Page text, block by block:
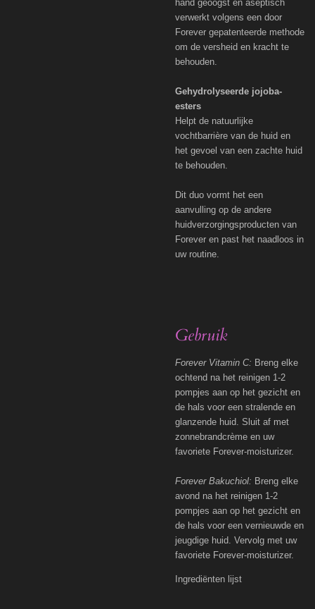
hand geoogst en aseptisch
verwerkt volgens een door
Forever gepatenteerde methode
om de versheid en kracht te
behouden.
Gehydrolyseerde jojoba-
esters
Helpt de natuurlijke
vochtbarrière van de huid en
het gevoel van een zachte huid
te behouden.
Dit duo vormt het een
aanvulling op de andere
huidverzorgingsproducten van
Forever en past het naadloos in
uw routine.
Gebruik
Forever Vitamin C: Breng elke
ochtend na het reinigen 1-2
pompjes aan op het gezicht en
de hals voor een stralende en
glanzende huid. Sluit af met
zonnebrandcrème en uw
favoriete Forever-moisturizer.
Forever Bakuchiol: Breng elke
avond na het reinigen 1-2
pompjes aan op het gezicht en
de hals voor een vernieuwde en
jeugdige huid. Vervolg met uw
favoriete Forever-moisturizer.
Ingrediënten lijst